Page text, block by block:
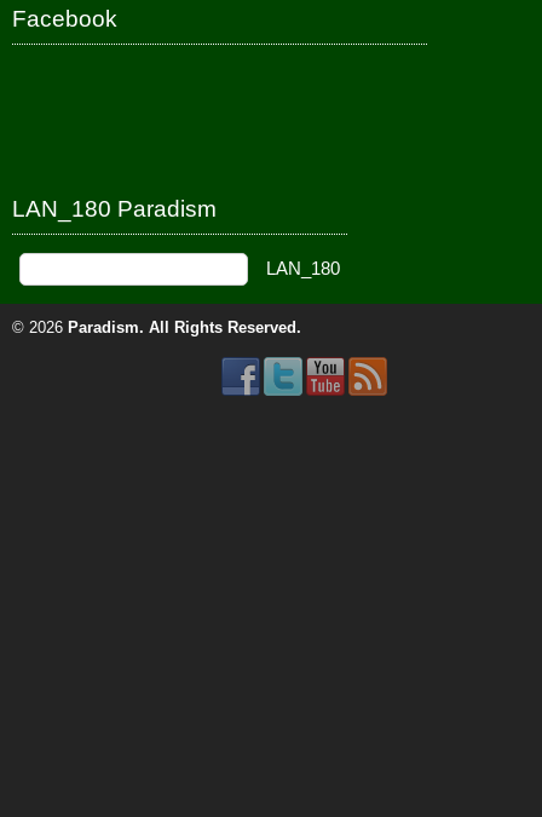
Facebook
LAN_180 Paradism
© 2026 Paradism. All Rights Reserved.